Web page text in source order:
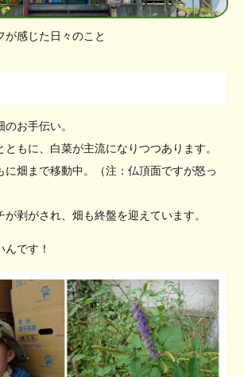
が感じた日々のこと
お手伝い。
もに、白菜が主流になりつつあります。
に畑まで移動中。（注：仏頂面ですが怒っ
剥がされ、畑も終盤を迎えています。
です！